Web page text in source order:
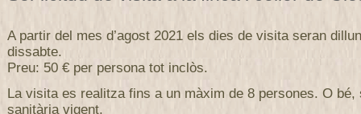
A partir del mes d’agost 2021 els dies de visita seran
dissabte.
Preu: 50 € per persona tot inclòs.
La visita es realitza fins a un màxim de 8 persones. O bé,
sanitària vigent.